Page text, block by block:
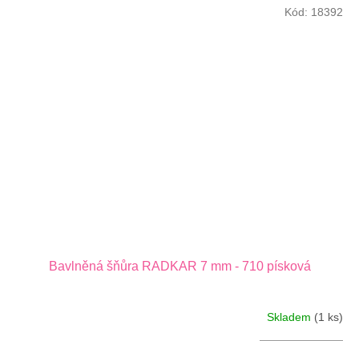
Bavlněná šňůra RADKAR 7 mm - 710 písková
Skladem (1 ks)
Kód: 18392